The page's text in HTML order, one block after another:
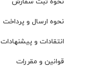
نحوه ارسال و پرداخت
انتقادات و پیشنهادات
قوانین و مقررات